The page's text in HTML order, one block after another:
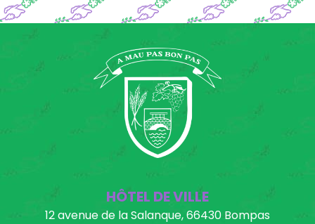
HÔTEL DE VILLE
12 avenue de la Salanque, 66430 Bompas